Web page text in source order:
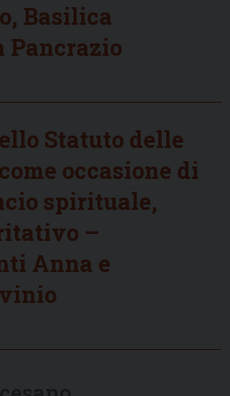
Basilica
Pancrazio
Statuto delle
occasione di
spirituale,
–
Anna e